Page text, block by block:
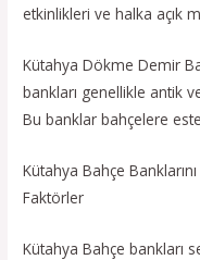
etkinlikleri ve halka açık
Kütahya Dökme Demir
bankları genellikle antik
Bu banklar bahçelere
Kütahya Bahçe
Faktörler
Kütahya Bahçe bankları